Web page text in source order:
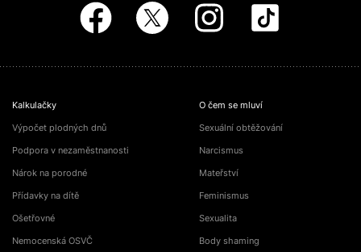
Kalkulačky
Výpočet plodných dnů
Podpora v nezaměstnanosti
Nárok na porodné
Přídavky na dítě
Ošetřovné
Nemocenská OSVČ
O čem se mluví
Sexuální obtěžování
Narcismus
Mateřství
Feminismus
Sexualita
Body shaming